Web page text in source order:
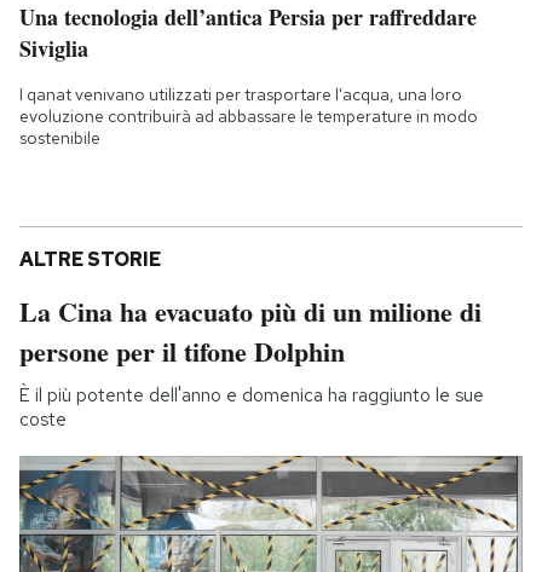
Una tecnologia dell’antica Persia per raffreddare
Siviglia
I qanat venivano utilizzati per trasportare l'acqua, una loro
evoluzione contribuirà ad abbassare le temperature in modo
sostenibile
ALTRE STORIE
La Cina ha evacuato più di un milione di
persone per il tifone Dolphin
È il più potente dell'anno e domenica ha raggiunto le sue
coste